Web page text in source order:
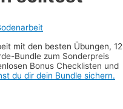
mit den besten Übungen, 12
Bundle zum Sonderpreis
Bonus Checklisten und
du dir dein Bundle sichern.